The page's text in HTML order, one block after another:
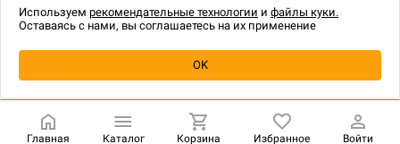
Уведомить о наличии
технологии.
Главная Каталог Корзина Избранное Войти
Используем рекомендательные технологии и файлы куки.
Оставаясь с нами, вы соглашаетесь на их применение
OK